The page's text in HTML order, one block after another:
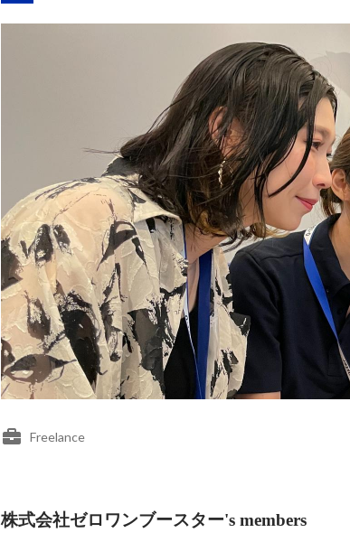
Freelance
株式会社ゼロワンブースター's members